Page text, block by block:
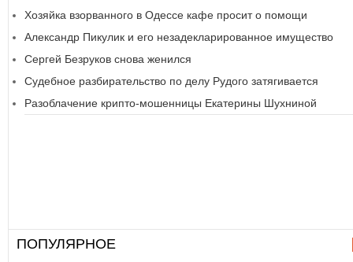
Хозяйка взорванного в Одессе кафе просит о помощи
Александр Пикулик и его незадекларированное имущество
Сергей Безруков снова женился
Судебное разбирательство по делу Рудого затягивается
Разоблачение крипто-мошенницы Екатерины Шухниной
ПОПУЛЯРНОЕ